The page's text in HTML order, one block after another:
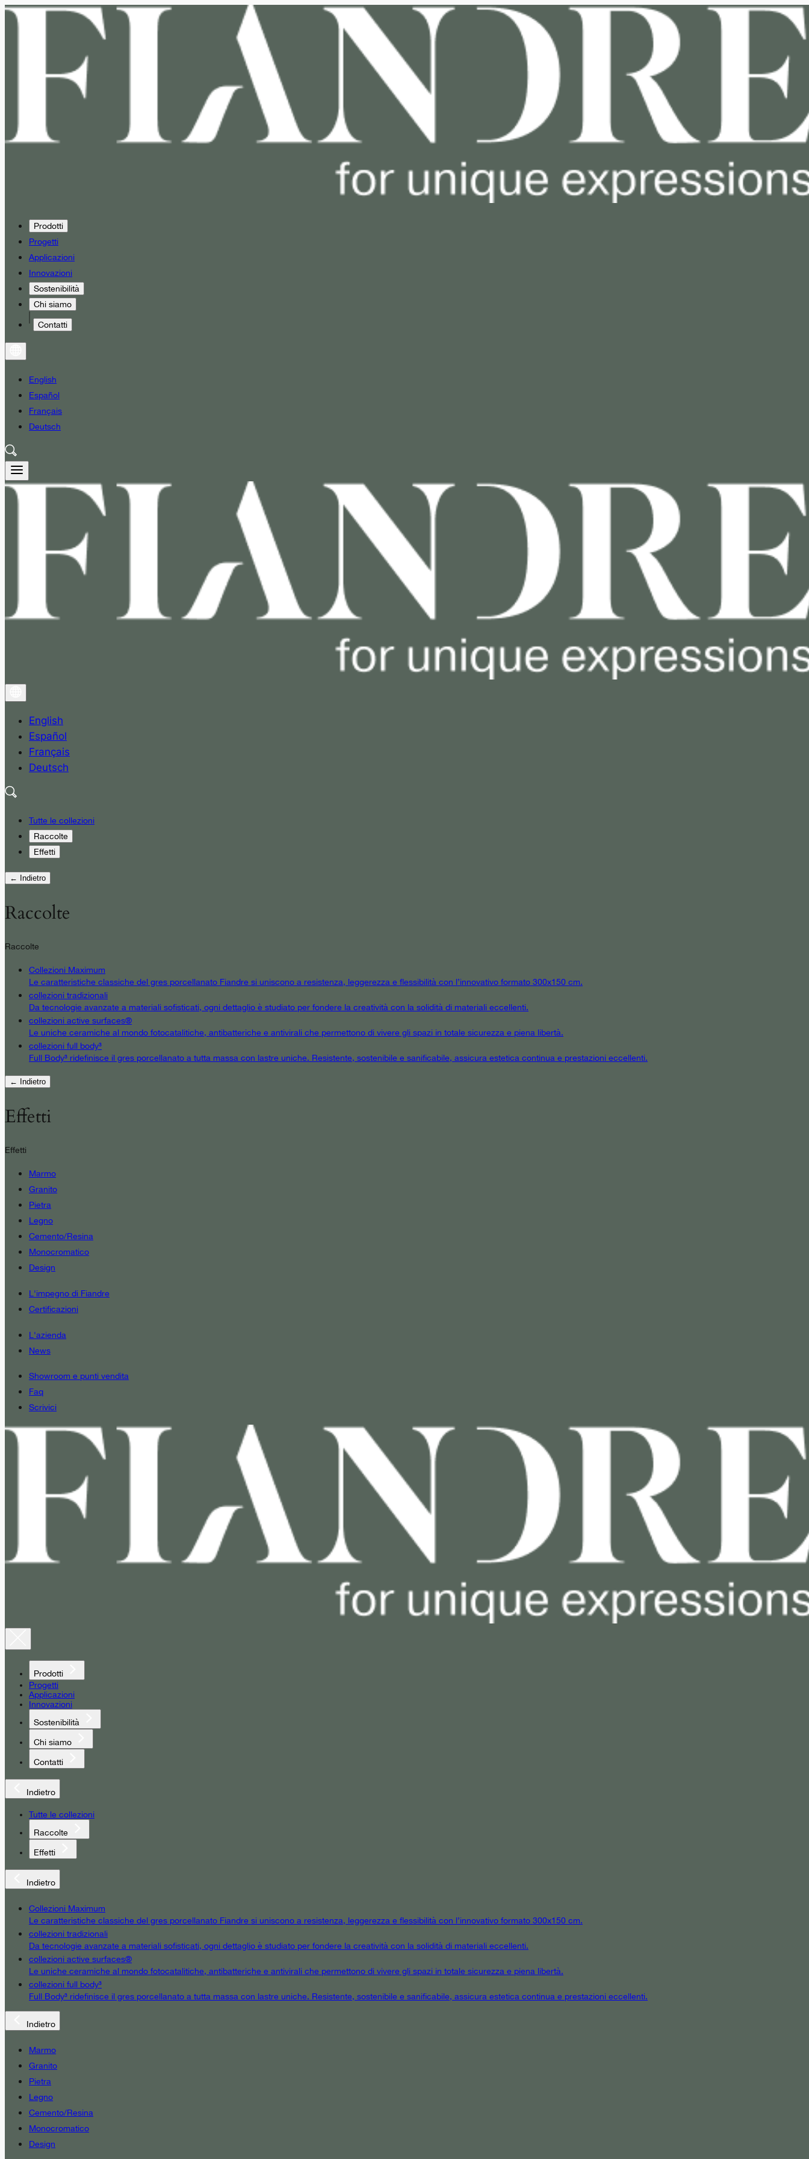
Prodotti
Progetti
Applicazioni
Innovazioni
Sostenibilità
Chi siamo
Contatti
English
Español
Français
Deutsch
English
Español
Français
Deutsch
Tutte le collezioni
Raccolte
Effetti
← Indietro
Raccolte
Raccolte
Collezioni Maximum
Le caratteristiche classiche del gres porcellanato Fiandre si uniscono a resistenza, leggerezza e flessibilità con l’innovativo formato 300x150 cm.
collezioni tradizionali
Da tecnologie avanzate a materiali sofisticati, ogni dettaglio è studiato per fondere la creatività con la solidità di materiali eccellenti.
collezioni active surfaces®
Le uniche ceramiche al mondo fotocatalitiche, antibatteriche e antivirali che permettono di vivere gli spazi in totale sicurezza e piena libertà.
collezioni full body³
Full Body³ ridefinisce il gres porcellanato a tutta massa con lastre uniche. Resistente, sostenibile e sanificabile, assicura estetica continua e prestazioni eccellenti.
← Indietro
Effetti
Effetti
Marmo
Granito
Pietra
Legno
Cemento/Resina
Monocromatico
Design
L'impegno di Fiandre
Certificazioni
L'azienda
News
Showroom e punti vendita
Faq
Scrivici
Prodotti
Progetti
Applicazioni
Innovazioni
Sostenibilità
Chi siamo
Contatti
Indietro
Tutte le collezioni
Raccolte
Effetti
Indietro
Collezioni Maximum
Le caratteristiche classiche del gres porcellanato Fiandre si uniscono a resistenza, leggerezza e flessibilità con l’innovativo formato 300x150 cm.
collezioni tradizionali
Da tecnologie avanzate a materiali sofisticati, ogni dettaglio è studiato per fondere la creatività con la solidità di materiali eccellenti.
collezioni active surfaces®
Le uniche ceramiche al mondo fotocatalitiche, antibatteriche e antivirali che permettono di vivere gli spazi in totale sicurezza e piena libertà.
collezioni full body³
Full Body³ ridefinisce il gres porcellanato a tutta massa con lastre uniche. Resistente, sostenibile e sanificabile, assicura estetica continua e prestazioni eccellenti.
Indietro
Marmo
Granito
Pietra
Legno
Cemento/Resina
Monocromatico
Design